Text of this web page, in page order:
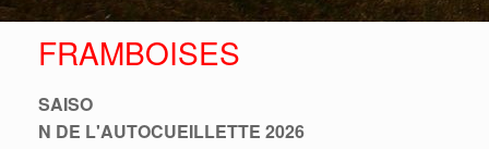
FRAMBOISES
SAISO
N DE L'AUTOCUEILLETTE 2026